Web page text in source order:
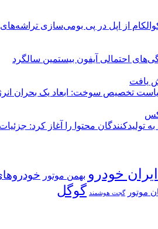
از اپل در پی بومی‌سازی
احتمالی آیفون بیستمین سالگرد
تخصیص سوخت: ابعاد یک بحران
تولیدکنندگان محتوا را آغاز کرد:
ایران خودرو بهمن موتور
موتور گجت هوشمند گوگل